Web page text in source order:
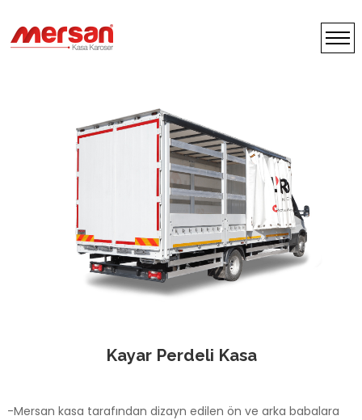
Kayar Perdeli Kasa
-Mersan kasa tarafından dizayn edilen ön ve arka babalara